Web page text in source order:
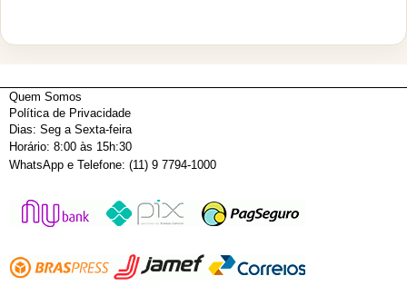
Quem Somos
Política de Privacidade
Dias: Seg a Sexta-feira
Horário: 8:00 às 15h:30
WhatsApp e Telefone: (11) 9 7794-1000